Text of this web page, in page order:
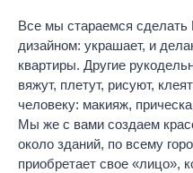
Все мы стараемся сделать
дизайном: украшает, и
квартиры. Другие
вяжут, плетут, рисуют,
человеку: макияж,
Мы же с вами создаем
около зданий, по всему
приобретает свое «лицо»,